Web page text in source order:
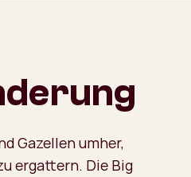
Gazellen umher,
ergattern. Die Big